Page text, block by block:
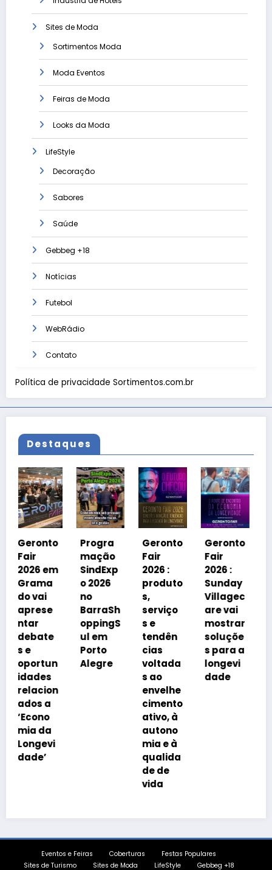
Sites de Moda
Sortimentos Moda
Moda Eventos
Feiras de Moda
Looks da Moda
LifeStyle
Decoração
Sabores
Saúde
Gebbeg +18
Notícias
Futebol
WebRádio
Contato
Política de privacidade Sortimentos.com.br
Destaques
Progra
mação
SindExp
o 2026
no
BarraSh
oppingS
ul em
Porto
Alegre
Geronto
Fair
2026 :
produto
s,
serviço
s e
tendên
cias
voltada
Geronto
Fair
2026 :
Sunday
are vai
mostrar
soluçõe
s para a
longevi
dade
Geronto
Fair
2026 em
Grama
do
debater
á
avanço
imobiliá
rio
impulsi
onado
pelo
Eventos e Feiras Coberturas
Festas Populares
Sites de Turismo
Sites de Moda LifeStyle Gebbeg +18